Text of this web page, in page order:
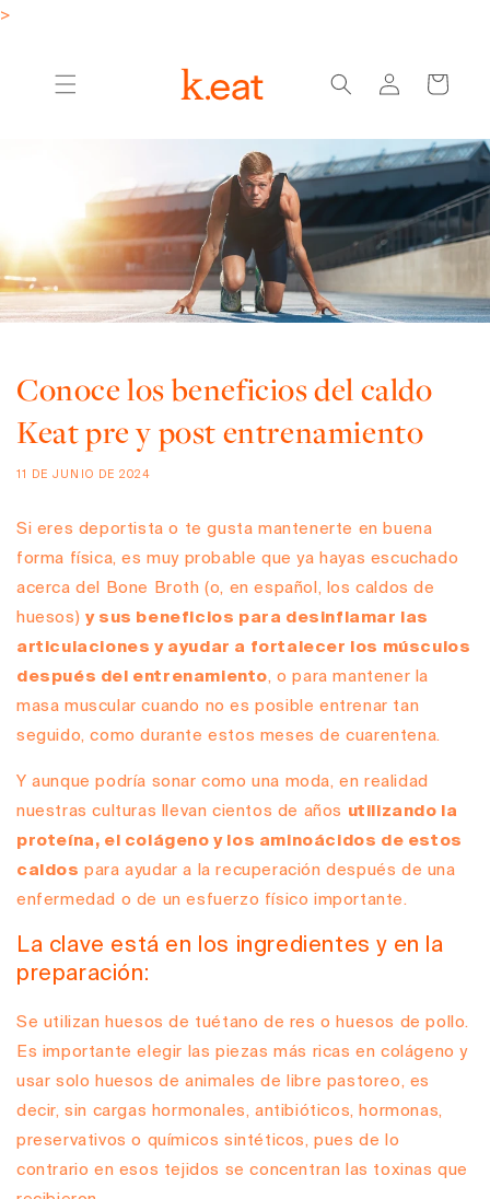
>
sesión
Carrito
Conoce los beneficios del caldo
Keat pre y post entrenamiento
11 DE JUNIO DE 2024
Si eres deportista o te gusta mantenerte en buena
forma física, es muy probable que ya hayas escuchado
acerca del Bone Broth (o, en español, los caldos de
huesos) y sus beneficios para desinflamar las
articulaciones y ayudar a fortalecer los músculos
después del entrenamiento, o para mantener la
masa muscular cuando no es posible entrenar tan
seguido, como durante estos meses de cuarentena.
Y aunque podría sonar como una moda, en realidad
nuestras culturas llevan cientos de años utilizando la
proteína, el colágeno y los aminoácidos de estos
caldos para ayudar a la recuperación después de una
enfermedad o de un esfuerzo físico importante.
La clave está en los ingredientes y en la
preparación:
Se utilizan huesos de tuétano de res o huesos de pollo.
Es importante elegir las piezas más ricas en colágeno y
usar solo huesos de animales de libre pastoreo, es
decir,sin cargas hormonales, antibióticos, hormonas,
preservativos o químicos sintéticos, pues de lo
contrario en esos tejidos se concentran las toxinas que